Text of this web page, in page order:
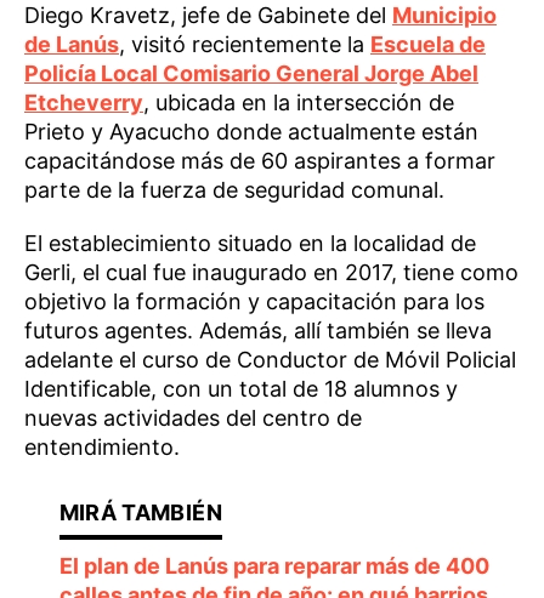
Diego Kravetz, jefe de Gabinete del Municipio
de Lanús, visitó recientemente la Escuela de
Policía Local Comisario General Jorge Abel
Etcheverry, ubicada en la intersección de
Prieto y Ayacucho donde actualmente están
capacitándose más de 60 aspirantes a formar
parte de la fuerza de seguridad comunal.
El establecimiento situado en la localidad de
Gerli, el cual fue inaugurado en 2017, tiene como
objetivo la formación y capacitación para los
futuros agentes. Además, allí también se lleva
adelante el curso de Conductor de Móvil Policial
Identificable, con un total de 18 alumnos y
nuevas actividades del centro de
entendimiento.
El plan de Lanús para reparar más de 400